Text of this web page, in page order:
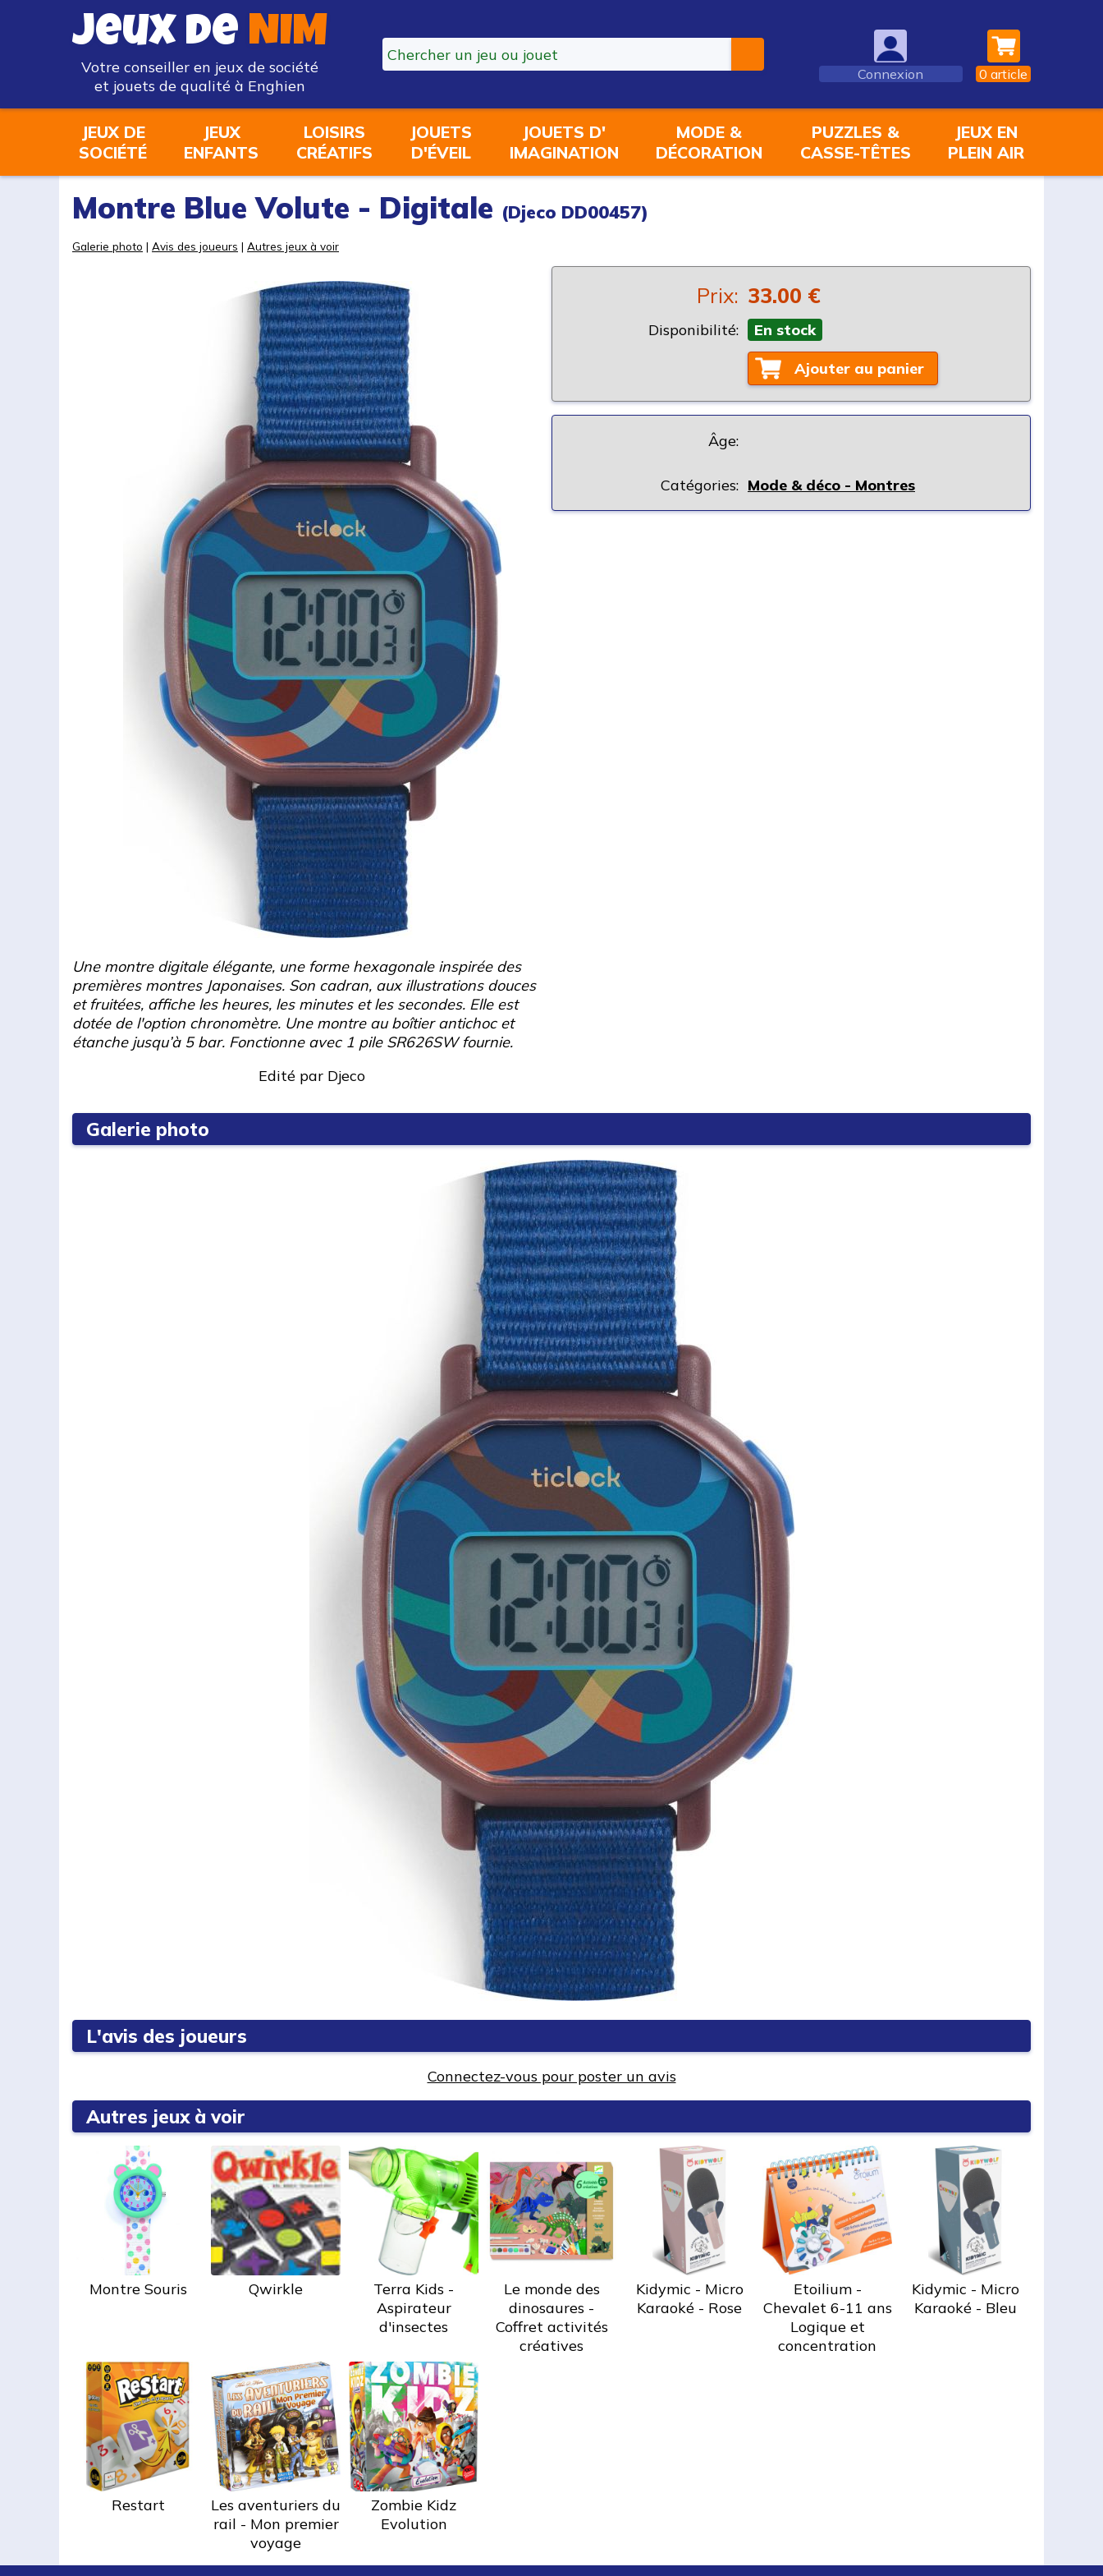
Jeux de NIM
Votre conseiller en jeux de société
et jouets de qualité à Enghien
Connexion 0 article
JEUX DE
SOCIÉTÉ
JEUX
ENFANTS
LOISIRS
CRÉATIFS
JOUETS
D'ÉVEIL
JOUETS D'
IMAGINATION
MODE &
DÉCORATION
PUZZLES &
CASSE-TÊTES
JEUX EN
PLEIN AIR
Montre Blue Volute - Digitale (Djeco DD00457)
Galerie photo | Avis des joueurs | Autres jeux à voir
Une montre digitale élégante, une forme hexagonale inspirée des
premières montres Japonaises. Son cadran, aux illustrations douces
et fruitées, affiche les heures, les minutes et les secondes. Elle est
dotée de l'option chronomètre. Une montre au boîtier antichoc et
étanche jusqu’à 5 bar. Fonctionne avec 1 pile SR626SW fournie.
Edité par Djeco
Prix: 33.00 €
Disponibilité: En stock
Ajouter au panier
Âge:
Catégories: Mode & déco - Montres
Galerie photo
L'avis des joueurs
Connectez-vous pour poster un avis
Autres jeux à voir
Montre Souris Qwirkle
Terra Kids -
Aspirateur
d'insectes
Le monde des
dinosaures -
Coffret activités
créatives
Kidymic - Micro
Karaoké - Rose
Etoilium -
Chevalet 6-11 ans
Logique et
concentration
Kidymic - Micro
Karaoké - Bleu
Restart
Les aventuriers du
rail - Mon premier
voyage
Zombie Kidz
Evolution